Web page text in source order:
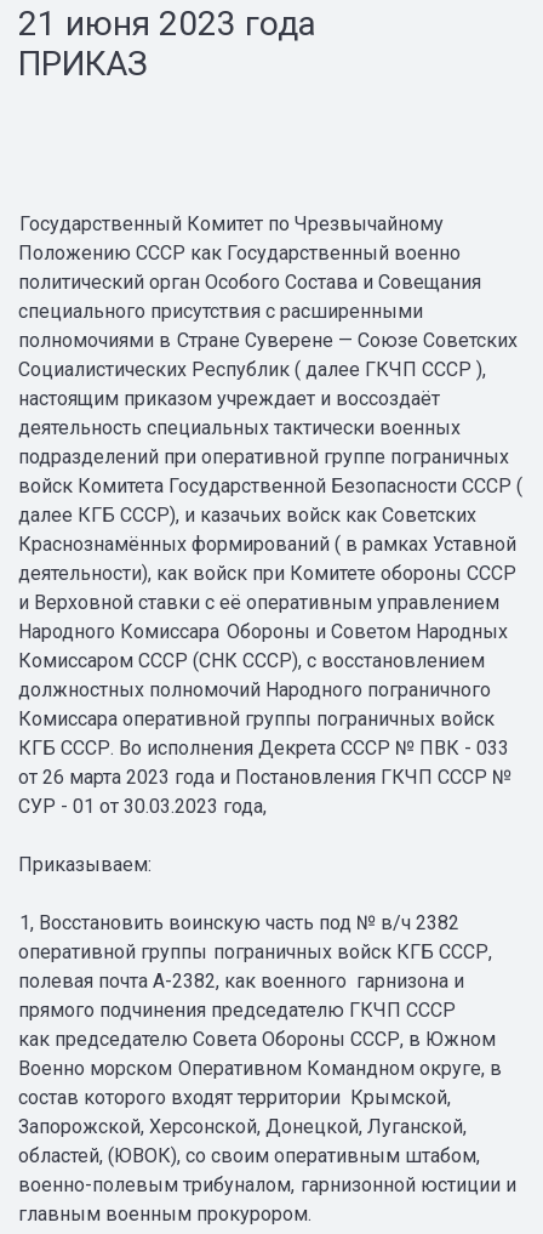
21 июня 2023 года
ПРИКАЗ
Государственный Комитет по Чрезвычайному
Положению СССР как Государственный военно
политический орган Особого Состава и Совещания
специального присутствия с расширенными
полномочиями в Стране Суверене — Союзе Советских
Социалистических Республик ( далее ГКЧП СССР ),
настоящим приказом учреждает и воссоздаёт
деятельность специальных тактически военных
подразделений при оперативной группе пограничных
войск Комитета Государственной Безопасности СССР (
далее КГБ СССР), и казачьих войск как Советских
Краснознамённых формирований ( в рамках Уставной
деятельности), как войск при Комитете обороны СССР
и Верховной ставки с её оперативным управлением
Народного Комиссара Обороны и Советом Народных
Комиссаром СССР (СНК СССР), с восстановлением
должностных полномочий Народного пограничного
Комиссара оперативной группы пограничных войск
КГБ СССР. Во исполнения Декрета СССР № ПВК - 033
от 26 марта 2023 года и Постановления ГКЧП СССР №
СУР - 01 от 30.03.2023 года,
Приказываем:
1, Восстановить воинскую часть под № в/ч 2382
оперативной группы пограничных войск КГБ СССР,
полевая почта А-2382, как военного гарнизона и
прямого подчинения председателю ГКЧП СССР
как председателю Совета Обороны СССР, в Южном
Военно морском Оперативном Командном округе, в
состав которого входят территории Крымской,
Запорожской, Херсонской, Донецкой, Луганской,
областей, (ЮВОК), со своим оперативным штабом,
военно-полевым трибуналом, гарнизонной юстиции и
главным военным прокурором.